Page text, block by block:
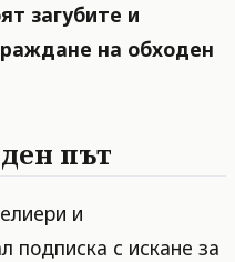
загубите и
на обходен
път
и
подписка с искане за